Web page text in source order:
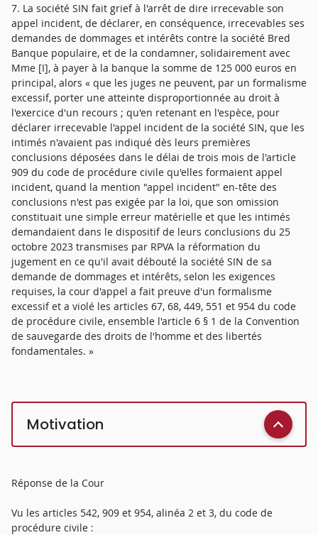
7. La société SIN fait grief à l'arrêt de dire irrecevable son
appel incident, de déclarer, en conséquence, irrecevables ses
demandes de dommages et intérêts contre la société Bred
Banque populaire, et de la condamner, solidairement avec
Mme [I], à payer à la banque la somme de 125 000 euros en
principal, alors « que les juges ne peuvent, par un formalisme
excessif, porter une atteinte disproportionnée au droit à
l'exercice d'un recours ; qu'en retenant en l'espèce, pour
déclarer irrecevable l'appel incident de la société SIN, que les
intimés n'avaient pas indiqué dès leurs premières
conclusions déposées dans le délai de trois mois de l'article
909 du code de procédure civile qu'elles formaient appel
incident, quand la mention "appel incident" en-tête des
conclusions n'est pas exigée par la loi, que son omission
constituait une simple erreur matérielle et que les intimés
demandaient dans le dispositif de leurs conclusions du 25
octobre 2023 transmises par RPVA la réformation du
jugement en ce qu'il avait débouté la société SIN de sa
demande de dommages et intérêts, selon les exigences
requises, la cour d'appel a fait preuve d'un formalisme
excessif et a violé les articles 67, 68, 449, 551 et 954 du code
de procédure civile, ensemble l'article 6 § 1 de la Convention
de sauvegarde des droits de l'homme et des libertés
fondamentales. »
Motivation
Réponse de la Cour
Vu les articles 542, 909 et 954, alinéa 2 et 3, du code de
procédure civile :